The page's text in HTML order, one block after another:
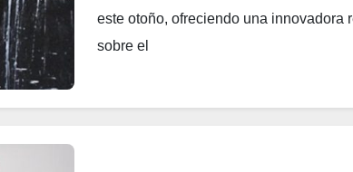
este otoño, ofreciendo una innovadora
sobre el